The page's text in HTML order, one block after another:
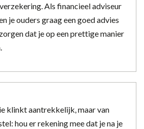
Als financieel adviseur
je ouders graag een goed advies
dat je op een prettige manier
klinkt aantrekkelijk, maar van
hou er rekening mee dat je na je